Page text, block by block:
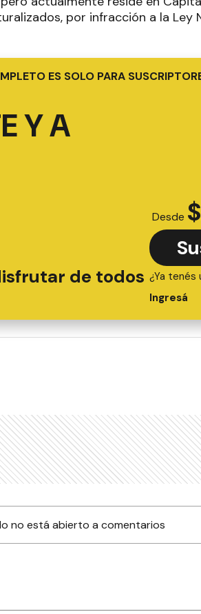
por infracción a la Ley
ES SOLO PARA
Y A
de todos
Desde $
¿Ya tenés
Ingresá
no está abierto a comentarios